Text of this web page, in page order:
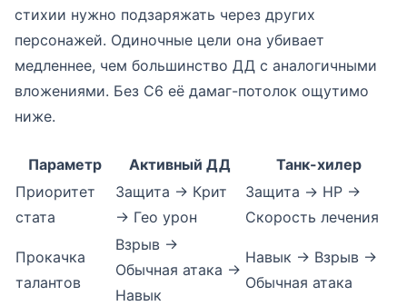
стихии нужно подзаряжать через других
персонажей. Одиночные цели она убивает
медленнее, чем большинство ДД с аналогичными
вложениями. Без С6 её дамаг-потолок ощутимо
ниже.
Параметр Активный ДД
Танк-хилер
Приоритет
стата
Защита → Крит
→ Гео урон
Защита → HP →
Скорость лечения
Прокачка
талантов
Взрыв →
Обычная атака →
Навык
Навык → Взрыв →
Обычная атака